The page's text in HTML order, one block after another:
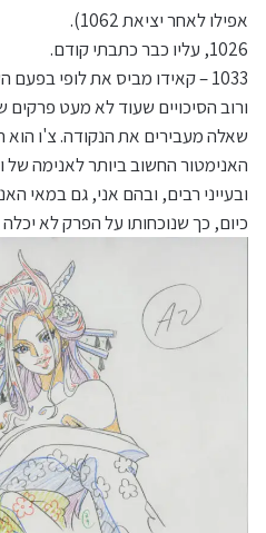
אפילו לאחר יציאת 1062).
1026, עליו כבר כתבתי קודם.
1033 – קאידו מביס את לופי בפעם השנייה.
ורוב הסיכויים שעוד לא מעט
שאלה מעבירים את הנקודה. צ'ו
האנימטור החשוב ביותר לאנימה של
ובעייני רבים, ובהם אני, גם במאי
כיום, כך שנוכחותו על הפרק לא